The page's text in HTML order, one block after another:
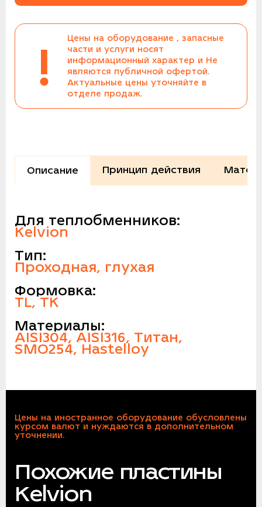
!
Цены на оборудование , запасные
части и услуги носят
информационный характер и Не
являются публичной офертой.
Актуальные цены уточняйте в
отделе продаж.
Описание Принцип действия
Для теплобменников:
Kelvion
Тип:
Проходная, глухая
Формовка:
TL, TK
Материалы:
AISI304, AISI316, Титан,
SMO254, Hastelloy
Цены на иностранное оборудование обусловлены
курсом валют и нуждаются в дополнительном
уточнении.
Похожие пластины
Kelvion